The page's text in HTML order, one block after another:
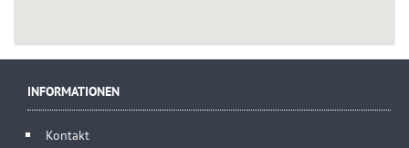
INFORMATIONEN
Kontakt